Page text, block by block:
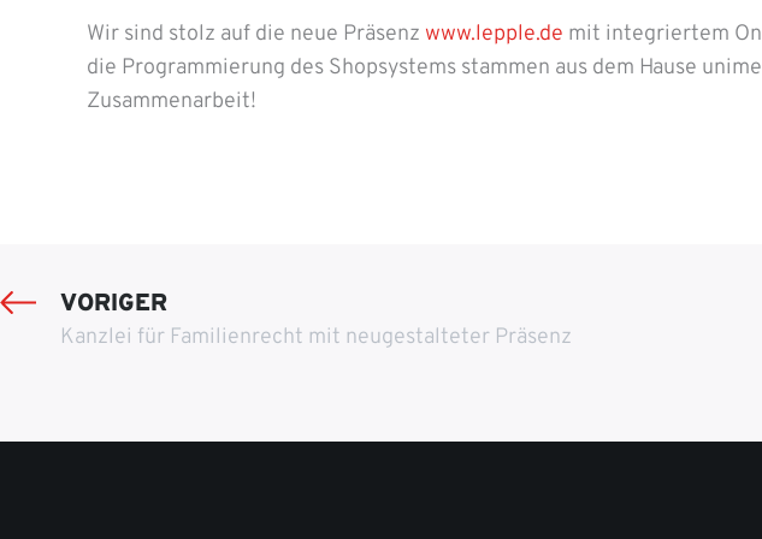
Wir sind stolz auf die neue Präsenz www.lepple.de mit integriertem
die Programmierung des Shopsystems stammen aus dem Hause
Zusammenarbeit!
VORIGER
Kanzlei für Familienrecht mit neugestalteter Präsenz